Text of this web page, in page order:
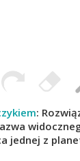
:
jednej z